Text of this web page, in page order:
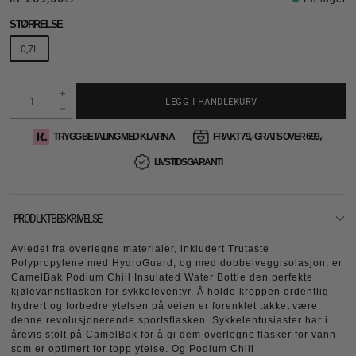
STØRRELSE
0,7L
LEGG I HANDLEKURV
TRYGG BETALING MED KLARNA FRAKT 79,- GRATIS OVER 699,-
LIVSTIDSGARANTI
PRODUKTBESKRIVELSE
Avledet fra overlegne materialer, inkludert Trutaste
Polypropylene med HydroGuard, og med dobbelveggisolasjon, er
CamelBak Podium Chill Insulated Water Bottle den perfekte
kjølevannsflasken for sykkeleventyr. Å holde kroppen ordentlig
hydrert og forbedre ytelsen på veien er forenklet takket være
denne revolusjonerende sportsflasken. Sykkelentusiaster har i
årevis stolt på CamelBak for å gi dem overlegne flasker for vann
som er optimert for topp ytelse. Og Podium Chill